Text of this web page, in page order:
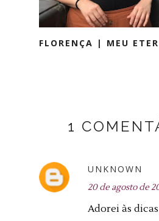
FLORENÇA | MEU
1
UNKNOWN
20 de agosto de
Adorei às